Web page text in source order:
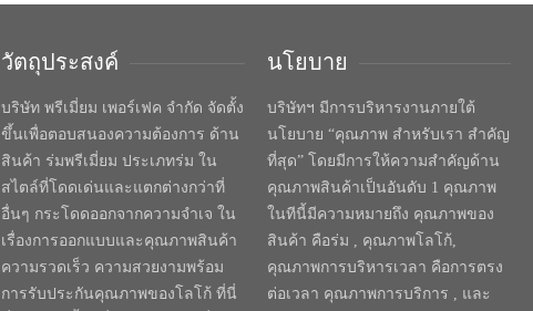
วัตถุประสงค์
บริษัท พรีเมี่ยม เพอร์เฟค จำกัด จัดตั้ง
ขึ้นเพื่อตอบสนองความต้องการ ด้าน
สินค้า ร่มพรีเมี่ยม ประเภทร่ม ใน
สไตล์ที่โดดเด่นและแตกต่างกว่าที่
อื่นๆ กระโดดออกจากความจำเจ ใน
เรื่องการออกแบบและคุณภาพสินค้า
ความรวดเร็ว ความสวยงามพร้อม
การรับประกันคุณภาพของโลโก้ ที่นี่
นโยบาย
บริษัทฯ มีการบริหารงานภายใต้
นโยบาย “คุณภาพ สำหรับเรา สำคัญ
ที่สุด” โดยมีการให้ความสำคัญด้าน
คุณภาพสินค้าเป็นอันดับ 1 คุณภาพ
ในทีนี้มีความหมายถึง คุณภาพของ
สินค้า คือร่ม , คุณภาพโลโก้,
คุณภาพการบริหารเวลา คือการตรง
ต่อเวลา คุณภาพการบริการ , และ